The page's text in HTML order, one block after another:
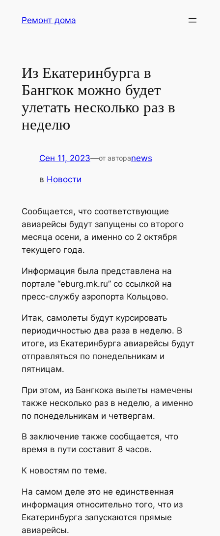
Ремонт дома
Из Екатеринбурга в
Бангкок можно будет
улетать несколько раз в
неделю
Сен 11, 2023—от автораnews
в Новости
Сообщается, что соответствующие
авиарейсы будут запущены со второго
месяца осени, а именно со 2 октября
текущего года.
Информация была представлена на
портале “eburg.mk.ru” со ссылкой на
пресс-службу аэропорта Кольцово.
Итак, самолеты будут курсировать
периодичностью два раза в неделю. В
итоге, из Екатеринбурга авиарейсы будут
отправляться по понедельникам и
пятницам.
При этом, из Бангкока вылеты намечены
также несколько раз в неделю, а именно
по понедельникам и четвергам.
В заключение также сообщается, что
время в пути составит 8 часов.
К новостям по теме.
На самом деле это не единственная
информация относительно того, что из
Екатеринбурга запускаются прямые
авиарейсы.